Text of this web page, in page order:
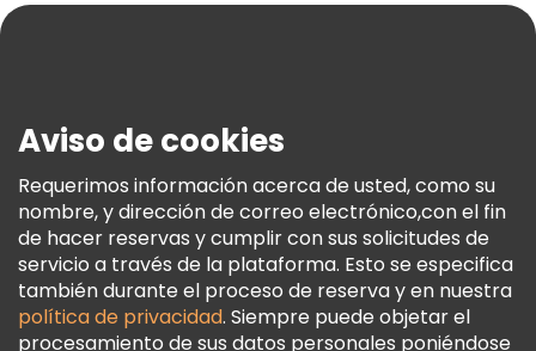
Términos E Información Legal
Política De Cookies
Freetour Premios
Programa De Fidelidad
Aviso de cookies
Requerimos información acerca de usted, como su
nombre, y dirección de correo electrónico,con el fin
de hacer reservas y cumplir con sus solicitudes de
servicio a través de la plataforma. Esto se especifica
también durante el proceso de reserva y en nuestra
política de privacidad. Siempre puede objetar el
procesamiento de sus datos personales poniéndose